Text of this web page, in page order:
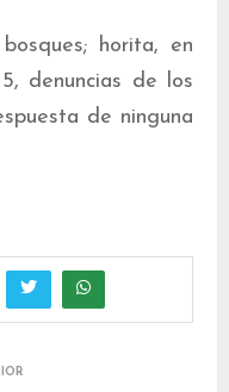
horita, en
denuncias de los
de ninguna